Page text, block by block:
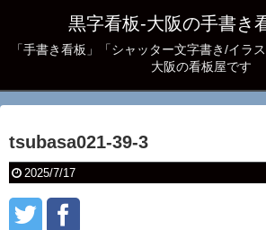
黒字看板‐大阪の手書き
「手書き看板」「シャッター文字書き/イラ
大阪の看板屋です
tsubasa021-39-3
2025/7/17